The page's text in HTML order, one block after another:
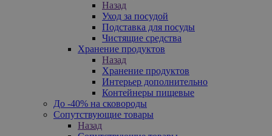
Назад
Уход за посудой
Подставка для посуды
Чистящие средства
Хранение продуктов
Назад
Хранение продуктов
Интерьер дополнительно
Контейнеры пищевые
До -40% на сковороды
Сопутствующие товары
Назад